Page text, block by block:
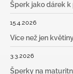
Šperk jako dárek
15.4.2026
Více než jen
3.3.2026
Šperky na